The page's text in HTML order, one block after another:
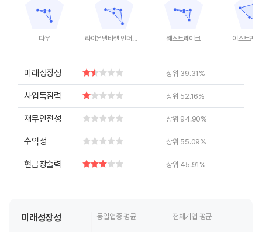
The chart has 1 Y axis displaying values. Data ranges from 0
다우
The chart has 1 Y axis displaying values.
라이온델바젤 인더스트리즈
The chart has 1 Y axis
웨스트레이크
The
이스트만
미래성장성 상위 39.31%
사업독점력 상위 52.16%
재무안전성 상위 94.90%
수익성 상위 55.09%
현금창출력 상위 45.91%
미래성장성 동일업종 평균 전체기업 평균